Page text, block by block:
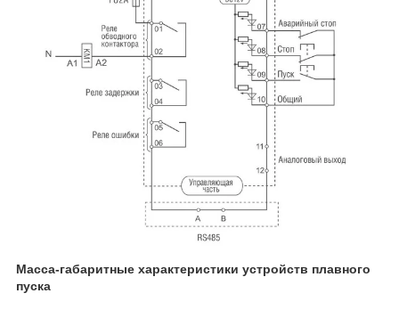
Масса-габаритные характеристики устройств плавного
пуска